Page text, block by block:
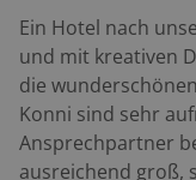
kurvt locker durch
wieder zeigt sie
Luxemburg.
spielt jetzt den Grenzfluss. In
Quadratmeter
römischen Villa
Ein Hotel nach
und mit kreativen
die
Konni sind sehr
Ansprechpartner
ausreichend groß,